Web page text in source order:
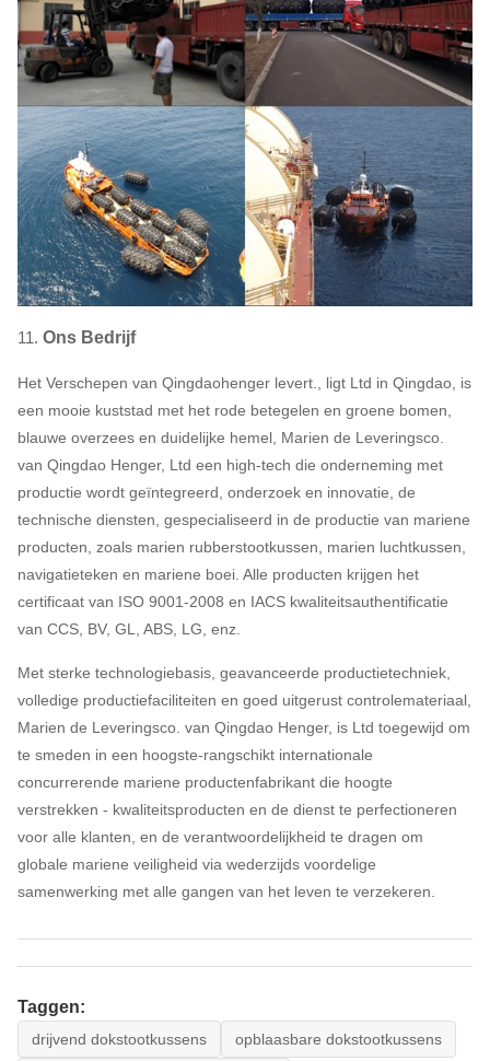
11. Ons Bedrijf
Het Verschepen van Qingdaohenger levert., ligt Ltd in Qingdao, is
een mooie kuststad met het rode betegelen en groene bomen,
blauwe overzees en duidelijke hemel, Marien de Leveringsco.
van Qingdao Henger, Ltd een high-tech die onderneming met
productie wordt geïntegreerd, onderzoek en innovatie, de
technische diensten, gespecialiseerd in de productie van mariene
producten, zoals marien rubberstootkussen, marien luchtkussen,
navigatieteken en mariene boei. Alle producten krijgen het
certificaat van ISO 9001-2008 en IACS kwaliteitsauthentificatie
van CCS, BV, GL, ABS, LG, enz.
Met sterke technologiebasis, geavanceerde productietechniek,
volledige productiefaciliteiten en goed uitgerust controlemateriaal,
Marien de Leveringsco. van Qingdao Henger, is Ltd toegewijd om
te smeden in een hoogste-rangschikt internationale
concurrerende mariene productenfabrikant die hoogte
verstrekken - kwaliteitsproducten en de dienst te perfectioneren
voor alle klanten, en de verantwoordelijkheid te dragen om
globale mariene veiligheid via wederzijds voordelige
samenwerking met alle gangen van het leven te verzekeren.
Taggen:
drijvend dokstootkussens opblaasbare dokstootkussens